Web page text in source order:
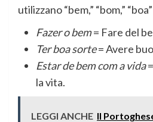
utilizzano “bem,” “bom,”
Fazer o bem= Fare del
Ter boa sorte= Avere
Estar de bem com a vida
la vita.
LEGGI ANCHE Il